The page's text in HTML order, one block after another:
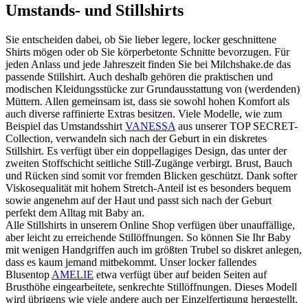
Umstands- und Stillshirts
Sie entscheiden dabei, ob Sie lieber legere, locker geschnittene
Shirts mögen oder ob Sie körperbetonte Schnitte bevorzugen. Für
jeden Anlass und jede Jahreszeit finden Sie bei Milchshake.de das
passende Stillshirt. Auch deshalb gehören die praktischen und
modischen Kleidungsstücke zur Grundausstattung von (werdenden)
Müttern. Allen gemeinsam ist, dass sie sowohl hohen Komfort als
auch diverse raffinierte Extras besitzen. Viele Modelle, wie zum
Beispiel das Umstandsshirt VANESSA aus unserer TOP SECRET-
Collection, verwandeln sich nach der Geburt in ein diskretes
Stillshirt. Es verfügt über ein doppellagiges Design, das unter der
zweiten Stoffschicht seitliche Still-Zugänge verbirgt. Brust, Bauch
und Rücken sind somit vor fremden Blicken geschützt. Dank softer
Viskosequalität mit hohem Stretch-Anteil ist es besonders bequem
sowie angenehm auf der Haut und passt sich nach der Geburt
perfekt dem Alltag mit Baby an.
Alle Stillshirts in unserem Online Shop verfügen über unauffällige,
aber leicht zu erreichende Stillöffnungen. So können Sie Ihr Baby
mit wenigen Handgriffen auch im größten Trubel so diskret anlegen,
dass es kaum jemand mitbekommt. Unser locker fallendes
Blusentop AMELIE etwa verfügt über auf beiden Seiten auf
Brusthöhe eingearbeitete, senkrechte Stillöffnungen. Dieses Modell
wird übrigens wie viele andere auch per Einzelfertigung hergestellt,